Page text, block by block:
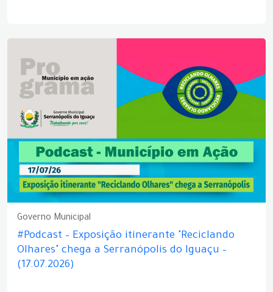
Governo Municipal
#Podcast – Exposição itinerante "Reciclando
Olhares" chega a Serranópolis do Iguaçu –
(17.07.2026)